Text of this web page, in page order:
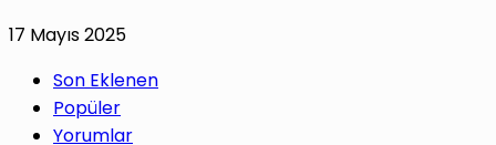
17 Mayıs 2025
Son Eklenen
Popüler
Yorumlar